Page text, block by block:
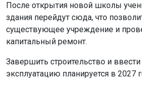
После открытия новой школы
здания перейдут сюда, что
существующее учреждение и
капитальный ремонт.
Завершить строительство и
эксплуатацию планируется в 2027